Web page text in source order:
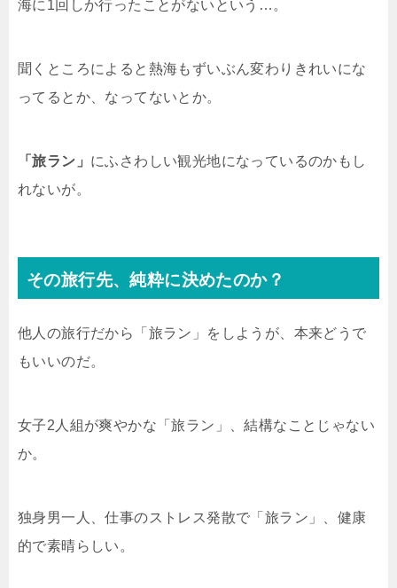
海に1回しか行ったことがないという…。
聞くところによると熱海もずいぶん変わりきれいにな
ってるとか、なってないとか。
「旅ラン」 にふさわしい観光地になっているのかもし
れないが。
その旅行先、純粋に決めたのか？
他人の旅行だから「旅ラン」をしようが、本来どうで
もいいのだ。
女子2人組が爽やかな「旅ラン」、結構なことじゃない
か。
独身男一人、仕事のストレス発散で「旅ラン」、健康
的で素晴らしい。